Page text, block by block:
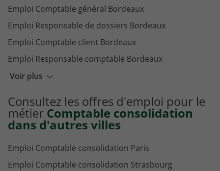
Voir plus
Emploi Comptable général Bordeaux
Emploi Responsable de dossiers Bordeaux
Emploi Comptable client Bordeaux
Emploi Responsable comptable Bordeaux
Emploi Comptable copropriété Bordeaux
Emploi Comptable fournisseur Bordeaux
Consultez les offres d'emploi pour le
métier Comptable consolidation
dans d'autres villes
Emploi Comptable consolidation Paris
Emploi Comptable consolidation Strasbourg